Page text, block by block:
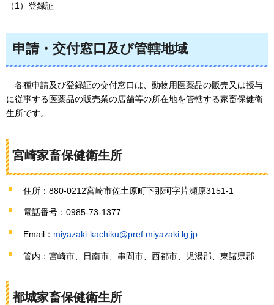
（1）登録証
申請・交付窓口及び管轄地域
各種申請及び登録証の交付窓口は、動物用医薬品の販売又は授与
に従事する医薬品の販売業の店舗等の所在地を管轄する家畜保健衛
生所です。
宮崎家畜保健衛生所
住所：880-0212宮崎市佐土原町下那珂字片瀬原3151-1
電話番号：0985-73-1377
Email： miyazaki-kachiku@pref.miyazaki.lg.jp
管内：宮崎市、日南市、串間市、西都市、児湯郡、東諸県郡
都城家畜保健衛生所